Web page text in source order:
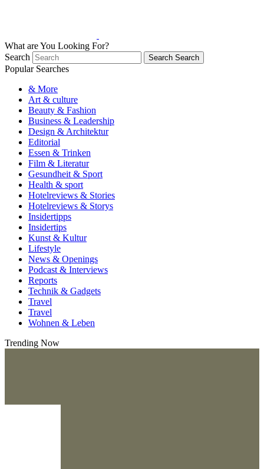
What are You Looking For?
Search
Search Search
Popular Searches
& More
Art & culture
Beauty & Fashion
Business & Leadership
Design & Architektur
Editorial
Essen & Trinken
Film & Literatur
Gesundheit & Sport
Health & sport
Hotelreviews & Stories
Hotelreviews & Storys
Insidertipps
Insidertips
Kunst & Kultur
Lifestyle
News & Openings
Podcast & Interviews
Reports
Technik & Gadgets
Travel
Travel
Wohnen & Leben
Trending Now